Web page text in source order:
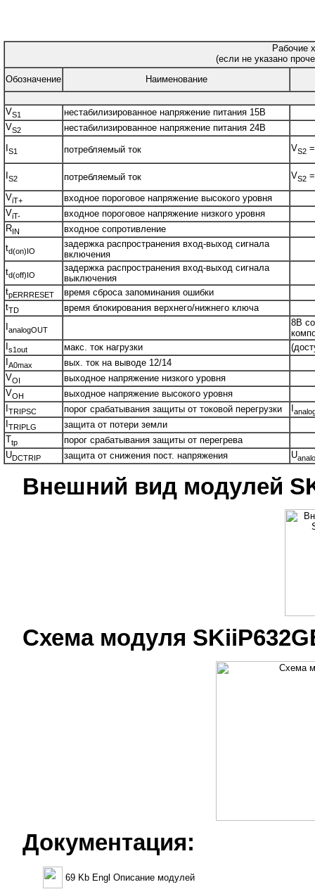
Рабочие
(если не указано
Обозначение
Наименование
VS1
нестабилизированное напряжение питания 15В
VS2
нестабилизированное напряжение питания 24В
S1 потребляемый ток VS2
S2 потребляемый ток VS2
ViT+
входное пороговое напряжение высокого уровня
ViT-
входное пороговое напряжение низкого уровня
RIN
входное сопротивление
td(on)IO
задержка распространения вход-выход сигнала
включения
td(off)IO
задержка распространения вход-выход сигнала
выключения
tpERRRESET
время сброса запоминания ошибки
tTD
время блокирования верхнего/нижнего ключа
analogOUT
8В
s1out макс. ток нагрузки
A0max
вых. ток на выводе 12/14
VOI
выходное напряжение низкого уровня
VOH
выходное напряжение высокого уровня
TRIPSC порог срабатывания защиты от токовой перегрузки
TRIPLG
защита от потери земли
Ttp
порог срабатывания защиты от перегрева
UDCTRIP защита от снижения пост. напряжения U
Внешний вид модулей
Схема модуля
Документация:
69 Kb Engl Описание модулей